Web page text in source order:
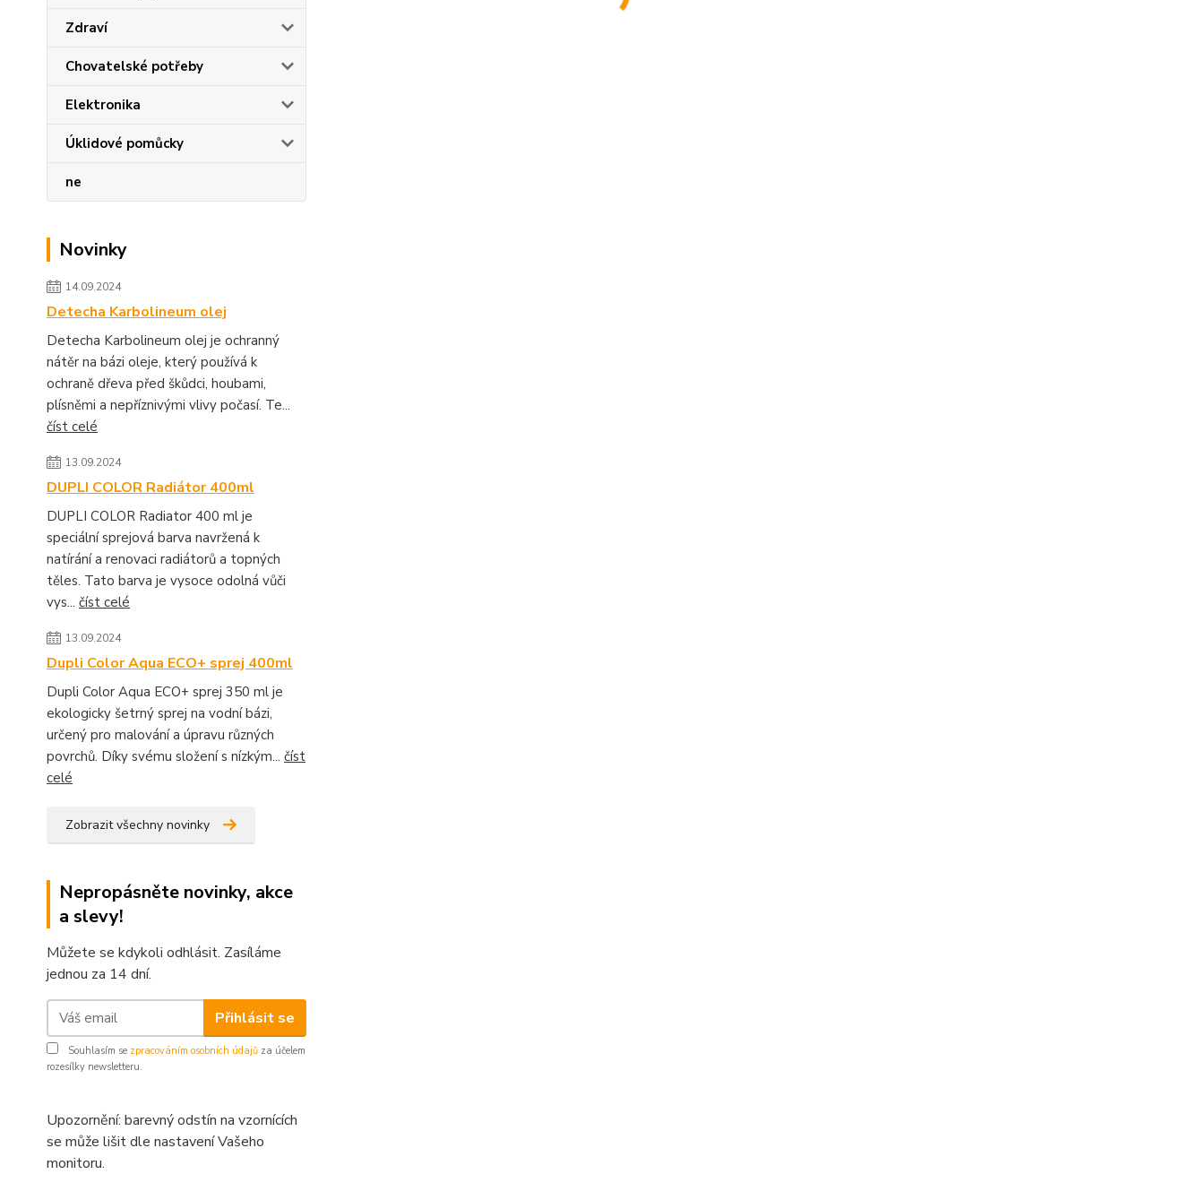
Zdraví
Chovatelské potřeby
Elektronika
Úklidové pomůcky
ne
Novinky
14.09.2024
Detecha Karbolineum olej
Detecha Karbolineum olej je ochranný
nátěr na bázi oleje, který používá k
ochraně dřeva před škůdci, houbami,
plísněmi a nepříznivými vlivy počasí. Te...
číst celé
13.09.2024
DUPLI COLOR Radiátor 400ml
DUPLI COLOR Radiator 400 ml je
speciální sprejová barva navržená k
natírání a renovaci radiátorů a topných
těles. Tato barva je vysoce odolná vůči
vys... číst celé
13.09.2024
Dupli Color Aqua ECO+ sprej 400ml
Dupli Color Aqua ECO+ sprej 350 ml je
ekologicky šetrný sprej na vodní bázi,
určený pro malování a úpravu různých
povrchů. Díky svému složení s nízkým... číst
celé
Zobrazit všechny novinky
Nepropásněte novinky, akce
a slevy!
Můžete se kdykoli odhlásit. Zasíláme
jednou za 14 dní.
Přihlásit se
Souhlasím se zpracováním osobních údajů za účelem
rozesílky newsletteru.
Upozornění: barevný odstín na vzornících
se může lišit dle nastavení Vašeho
monitoru.